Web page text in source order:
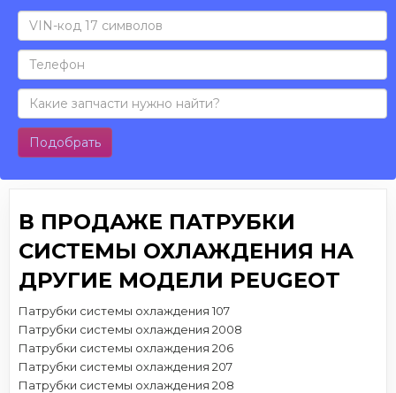
Подобрать
В ПРОДАЖЕ ПАТРУБКИ
СИСТЕМЫ ОХЛАЖДЕНИЯ НА
ДРУГИЕ МОДЕЛИ PEUGEOT
Патрубки системы охлаждения 107
Патрубки системы охлаждения 2008
Патрубки системы охлаждения 206
Патрубки системы охлаждения 207
Патрубки системы охлаждения 208